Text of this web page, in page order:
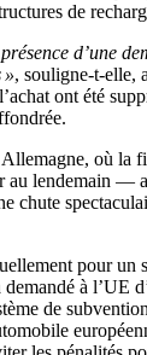
de
d’une
», souligne-t-elle,
ont été
Allemagne, où la
au lendemain —
chute
pour un
à l’UE
de